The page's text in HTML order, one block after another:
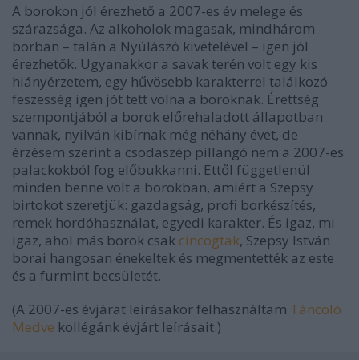
A borokon jól érezhető a 2007-es év melege és
szárazsága. Az alkoholok magasak, mindhárom
borban – talán a Nyúlászó kivételével – igen jól
érezhetők. Ugyanakkor a savak terén volt egy kis
hiányérzetem, egy hűvösebb karakterrel találkozó
feszesség igen jót tett volna a boroknak. Érettség
szempontjából a borok előrehaladott állapotban
vannak, nyilván kibírnak még néhány évet, de
érzésem szerint a csodaszép pillangó nem a 2007-es
palackokból fog előbukkanni. Ettől függetlenül
minden benne volt a borokban, amiért a Szepsy
birtokot szeretjük: gazdagság, profi borkészítés,
remek hordóhasználat, egyedi karakter. És igaz, mi
igaz, ahol más borok csak cincogtak, Szepsy István
borai hangosan énekeltek és megmentették az este
és a furmint becsületét.
(A 2007-es évjárat leírásakor felhasználtam Táncoló
Medve kollégánk évjárt leírásait.)